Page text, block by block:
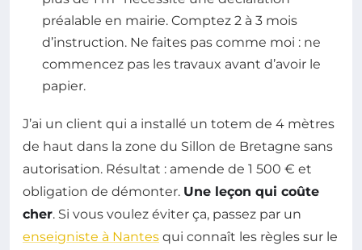
préalable en mairie. Comptez 2 à 3 mois
d’instruction. Ne faites pas comme moi : ne
commencez pas les travaux avant d’avoir le
papier.
J’ai un client qui a installé un totem de 4 mètres
de haut dans la zone du Sillon de Bretagne sans
autorisation. Résultat : amende de 1 500 € et
obligation de démonter. Une leçon qui coûte
cher. Si vous voulez éviter ça, passez par un
enseigniste à Nantes qui connaît les règles sur le